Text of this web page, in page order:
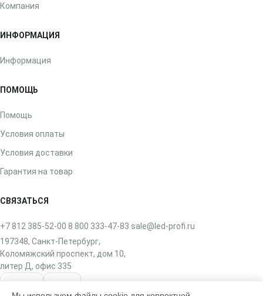
Компания
ИНФОРМАЦИЯ
Информация
ПОМОЩЬ
Помощь
Условия оплаты
Условия доставки
Гарантия на товар
СВЯЗАТЬСЯ
+7 812 385-52-00 8 800 333-47-83 sale@led-profi.ru
197348, Санкт-Петербург,
Коломяжский проспект, дом 10,
литер Д, офис 335